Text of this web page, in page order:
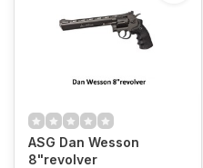
ASG Dan Wesson
8"revolver